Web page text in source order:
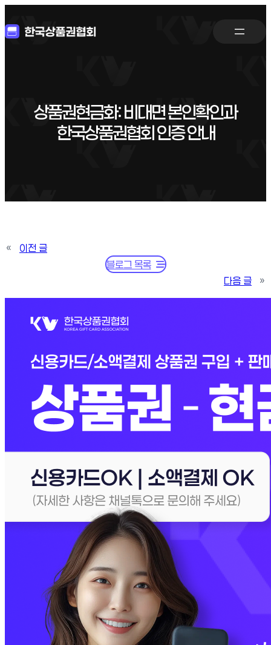
상품권현금화: 비대면 본인확인과
한국상품권협회 인증 안내
«
이전 글
블로그 목록
다음 글
»